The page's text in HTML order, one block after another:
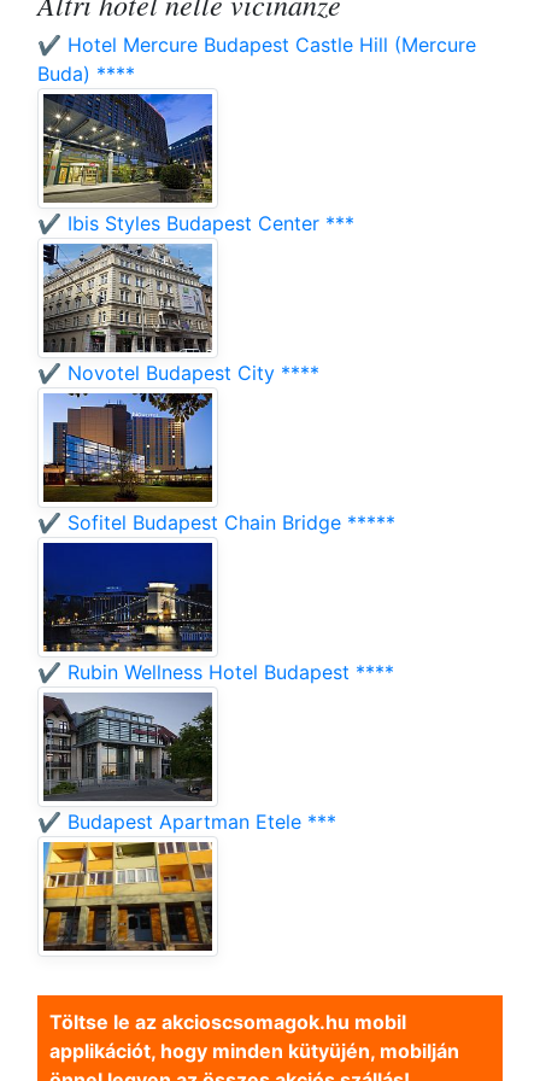
✔️ Hotel Mercure Budapest Castle Hill (Mercure
Buda) ****
✔️ Ibis Styles Budapest Center ***
✔️ Novotel Budapest City ****
✔️ Sofitel Budapest Chain Bridge *****
✔️ Rubin Wellness Hotel Budapest ****
✔️ Budapest Apartman Etele ***
Töltse le az akcioscsomagok.hu mobil
applikációt, hogy minden kütyüjén, mobilján